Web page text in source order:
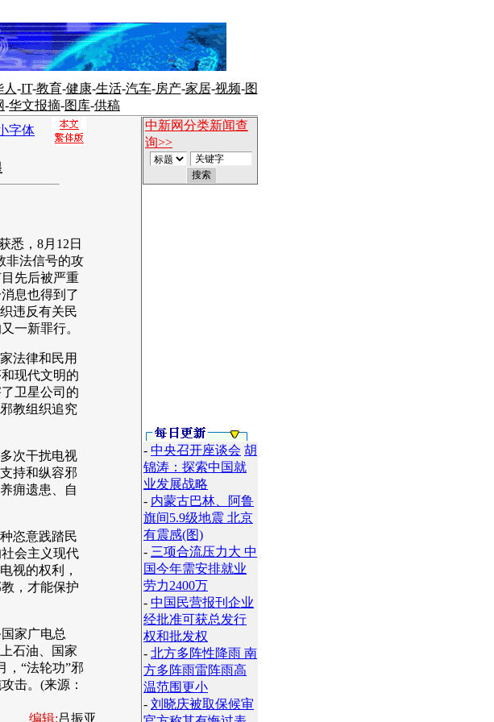
-IT-教育-健康-生活-汽车-房产-家居-视频-图
-华文报摘-图库-供稿
字体
悉，8月12日
非法信号的攻
先后被严重
息也得到了
违反有关民
一新罪行。
法律和民用
现代文明的
卫星公司的
教组织追究
次干扰电视
持和纵容邪
痈遗患、自
恣意践踏民
会主义现代
视的权利，
，才能保护
家广电总
石油、国家
，“法轮功”邪
击。(来源：
编辑:吕振亚
中新网分类新闻查
询>>
- 中央召开座谈会 胡
锦涛：探索中国就
业发展战略
- 内蒙古巴林、阿鲁
旗间5.9级地震 北京
有震感(图)
- 三项合流压力大 中
国今年需安排就业
劳力2400万
- 中国民营报刊企业
经批准可获总发行
权和批发权
- 北方多阵性降雨 南
方多阵雨雷阵雨高
温范围更小
- 刘晓庆被取保候审